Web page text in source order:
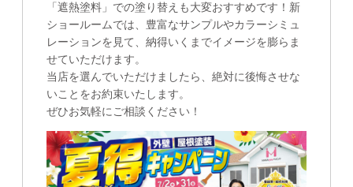
「遮熱塗料」での塗り替えも大変おすすめです！新
ショールームでは、豊富なサンプルやカラーシミュ
レーションを見て、納得いくまでイメージを膨らま
せていただけます。
当店を選んでいただけましたら、絶対に後悔させな
いことをお約束いたします。
ぜひお気軽にご相談ください！